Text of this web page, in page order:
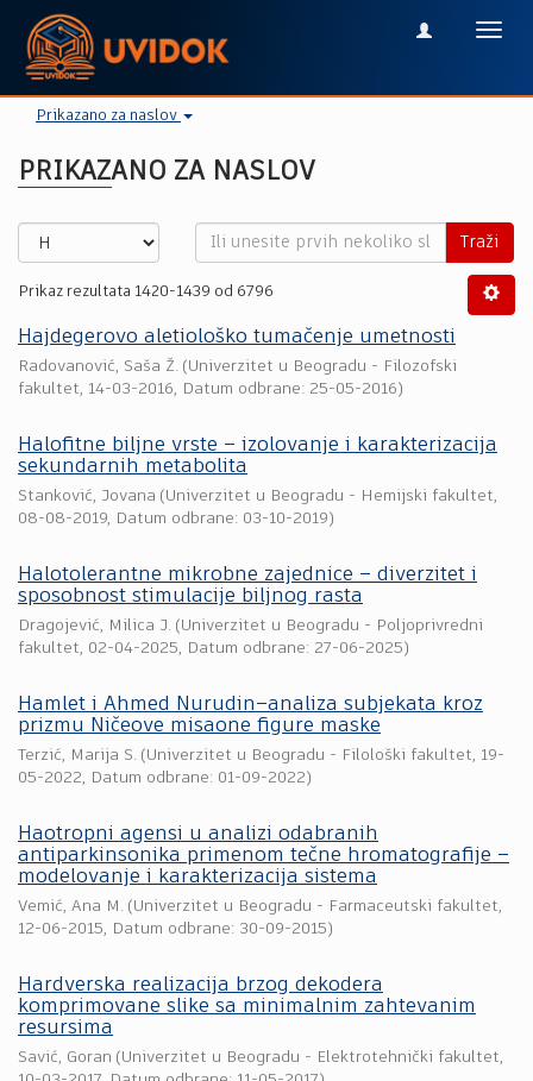
Prikazano za naslov
PRIKAZANO ZA NASLOV
Traži
Prikaz rezultata 1420-1439 od 6796
Hajdegerovo aletiološko tumačenje umetnosti
Radovanović, Saša Ž. (Univerzitet u Beogradu - Filozofski
fakultet, 14-03-2016, Datum odbrane: 25-05-2016)
Halofitne biljne vrste – izolovanje i karakterizacija
sekundarnih metabolita
Stanković, Jovana (Univerzitet u Beogradu - Hemijski fakultet,
08-08-2019, Datum odbrane: 03-10-2019)
Halotolerantne mikrobne zajednice – diverzitet i
sposobnost stimulacije biljnog rasta
Dragojević, Milica J. (Univerzitet u Beogradu - Poljoprivredni
fakultet, 02-04-2025, Datum odbrane: 27-06-2025)
Hamlet i Ahmed Nurudin–analiza subjekata kroz
prizmu Ničeove misaone figure maske
Terzić, Marija S. (Univerzitet u Beogradu - Filološki fakultet, 19-
05-2022, Datum odbrane: 01-09-2022)
Haotropni agensi u analizi odabranih
antiparkinsonika primenom tečne hromatografije –
modelovanje i karakterizacija sistema
Vemić, Ana M. (Univerzitet u Beogradu - Farmaceutski fakultet,
12-06-2015, Datum odbrane: 30-09-2015)
Hardverska realizacija brzog dekodera
komprimovane slike sa minimalnim zahtevanim
resursima
Savić, Goran (Univerzitet u Beogradu - Elektrotehnički fakultet,